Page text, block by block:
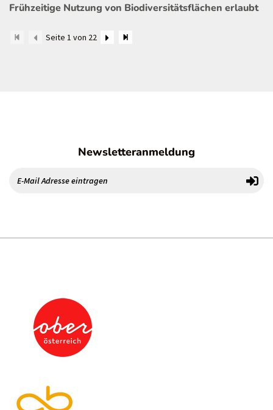
Frühzeitige Nutzung von Biodiversitätsflächen erlaubt
Seite 1 von 22
Newsletteranmeldung